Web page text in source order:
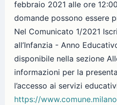
febbraio 2021 alle ore
domande possono essere
Nel Comunicato 1/2021
all’Infanzia - Anno
disponibile nella sezione
informazioni per la
l’accesso ai servizi
https://